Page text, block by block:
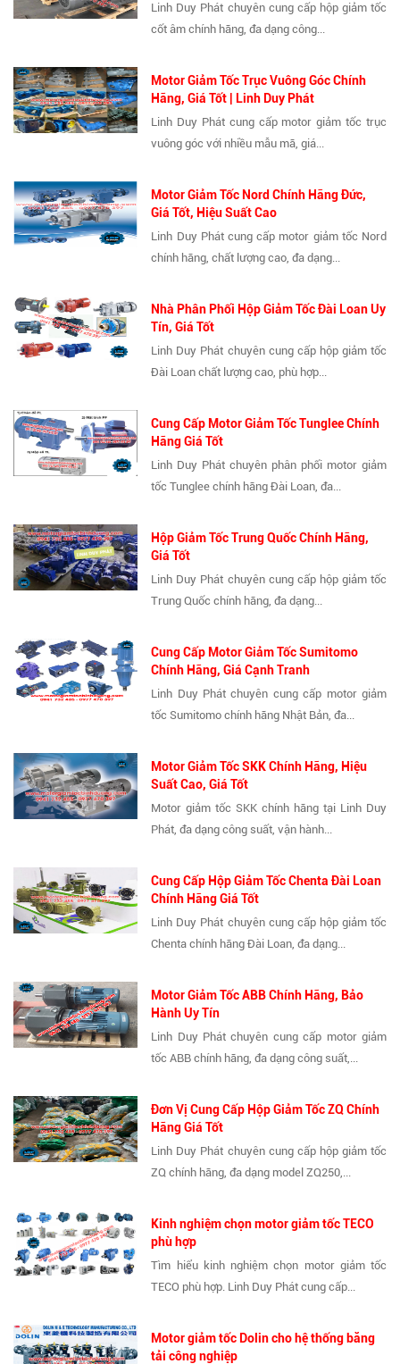
Linh Duy Phát chuyên cung cấp hộp giảm tốc
cốt âm chính hãng, đa dạng công...
Motor Giảm Tốc Trục Vuông Góc Chính
Hãng, Giá Tốt | Linh Duy Phát
Linh Duy Phát cung cấp motor giảm tốc trục
vuông góc với nhiều mẫu mã, giá...
Motor Giảm Tốc Nord Chính Hãng Đức,
Giá Tốt, Hiệu Suất Cao
Linh Duy Phát cung cấp motor giảm tốc Nord
chính hãng, chất lượng cao, đa dạng...
Nhà Phân Phối Hộp Giảm Tốc Đài Loan Uy
Tín, Giá Tốt
Linh Duy Phát chuyên cung cấp hộp giảm tốc
Đài Loan chất lượng cao, phù hợp...
Cung Cấp Motor Giảm Tốc Tunglee Chính
Hãng Giá Tốt
Linh Duy Phát chuyên phân phối motor giảm
tốc Tunglee chính hãng Đài Loan, đa...
Hộp Giảm Tốc Trung Quốc Chính Hãng,
Giá Tốt
Linh Duy Phát chuyên cung cấp hộp giảm tốc
Trung Quốc chính hãng, đa dạng...
Cung Cấp Motor Giảm Tốc Sumitomo
Chính Hãng, Giá Cạnh Tranh
Linh Duy Phát chuyên cung cấp motor giảm
tốc Sumitomo chính hãng Nhật Bản, đa...
Motor Giảm Tốc SKK Chính Hãng, Hiệu
Suất Cao, Giá Tốt
Motor giảm tốc SKK chính hãng tại Linh Duy
Phát, đa dạng công suất, vận hành...
Cung Cấp Hộp Giảm Tốc Chenta Đài Loan
Chính Hãng Giá Tốt
Linh Duy Phát chuyên cung cấp hộp giảm tốc
Chenta chính hãng Đài Loan, đa dạng...
Motor Giảm Tốc ABB Chính Hãng, Bảo
Hành Uy Tín
Linh Duy Phát chuyên cung cấp motor giảm
tốc ABB chính hãng, đa dạng công suất,...
Đơn Vị Cung Cấp Hộp Giảm Tốc ZQ Chính
Hãng Giá Tốt
Linh Duy Phát chuyên cung cấp hộp giảm tốc
ZQ chính hãng, đa dạng model ZQ250,...
Kinh nghiệm chọn motor giảm tốc TECO
phù hợp
Tìm hiểu kinh nghiệm chọn motor giảm tốc
TECO phù hợp. Linh Duy Phát cung cấp...
Motor giảm tốc Dolin cho hệ thống băng
tải công nghiệp